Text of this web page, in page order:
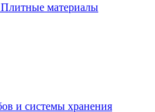
Плитные материалы